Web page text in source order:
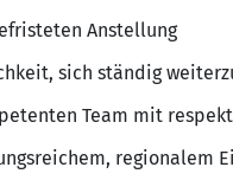
Anstellung
sich ständig
Team mit
regionalem